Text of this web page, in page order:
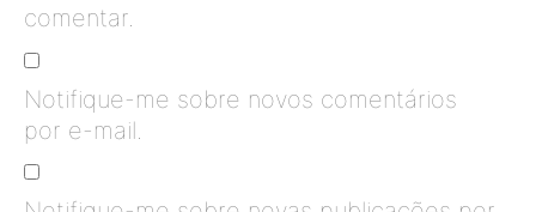
comentar.
Notifique-me sobre novos comentários
por e-mail.